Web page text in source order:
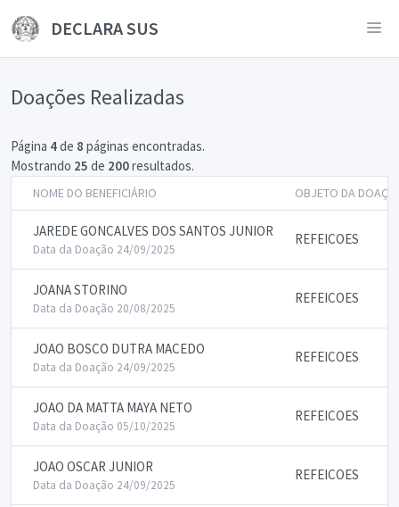
DECLARA SUS
Doações Realizadas
Página 4de 8 páginas encontradas.
Mostrando 25 de 200resultados.
NOME DO BENEFICIÁRIO OBJETO DA
JAREDE GONCALVES DOS SANTOS JUNIOR
Data da Doação 24/09/2025
REFEICOES
JOANA STORINO
Data da Doação 20/08/2025
REFEICOES
JOAO BOSCO DUTRA MACEDO
Data da Doação 24/09/2025
REFEICOES
JOAO DA MATTA MAYA NETO
Data da Doação 05/10/2025
REFEICOES
JOAO OSCAR JUNIOR
Data da Doação 24/09/2025
REFEICOES